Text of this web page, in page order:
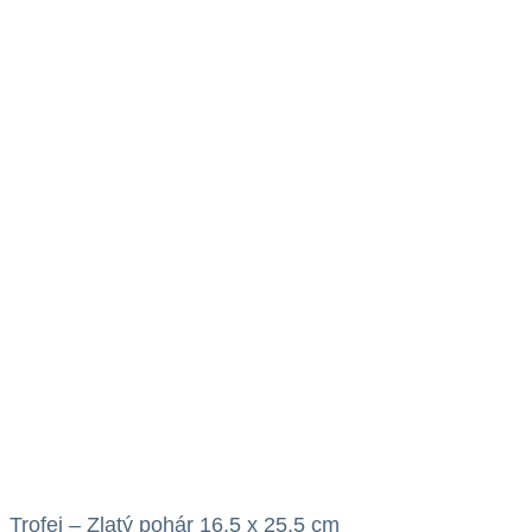
Trofej – Zlatý pohár 16.5 x 25.5 cm